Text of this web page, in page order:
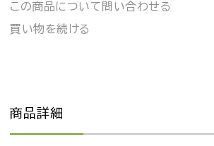
この商品について問い合わせる
買い物を続ける
商品詳細